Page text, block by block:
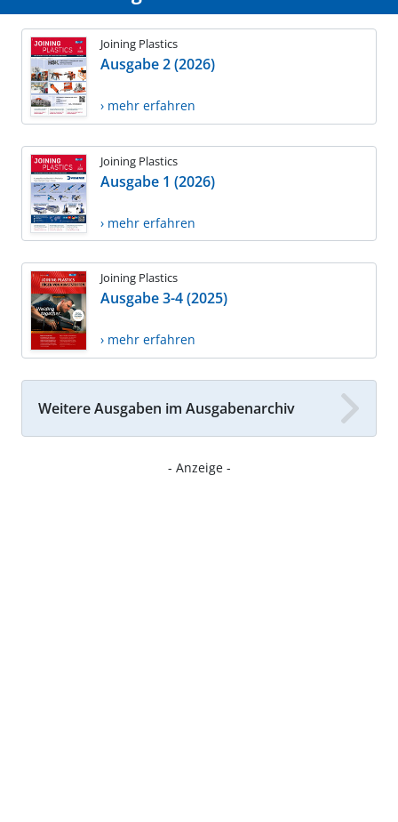
Joining Plastics
Ausgabe 2 (2026)
› mehr erfahren
Joining Plastics
Ausgabe 1 (2026)
› mehr erfahren
Joining Plastics
Ausgabe 3-4 (2025)
› mehr erfahren
Weitere Ausgaben im Ausgabenarchiv
- Anzeige -